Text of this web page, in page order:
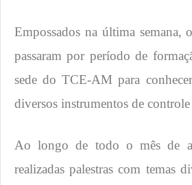
Empossados na última semana,
passaram por período de
sede do TCE-AM para
diversos instrumentos de
Ao longo de todo o mês de
realizadas palestras com temas